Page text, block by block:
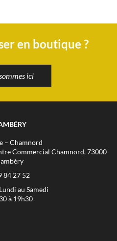
en boutique ?
ici
– Chamnord
Commercial Chamnord, 73000
84 27 52
au Samedi
à 19h30